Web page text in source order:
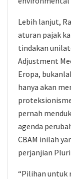
Lebih lanjut,
aturan pajak
tindakan
Adjustment
Eropa,
hanya akan
pernah
agenda
CBAM inilah
perjanjian
“Pilihan untuk